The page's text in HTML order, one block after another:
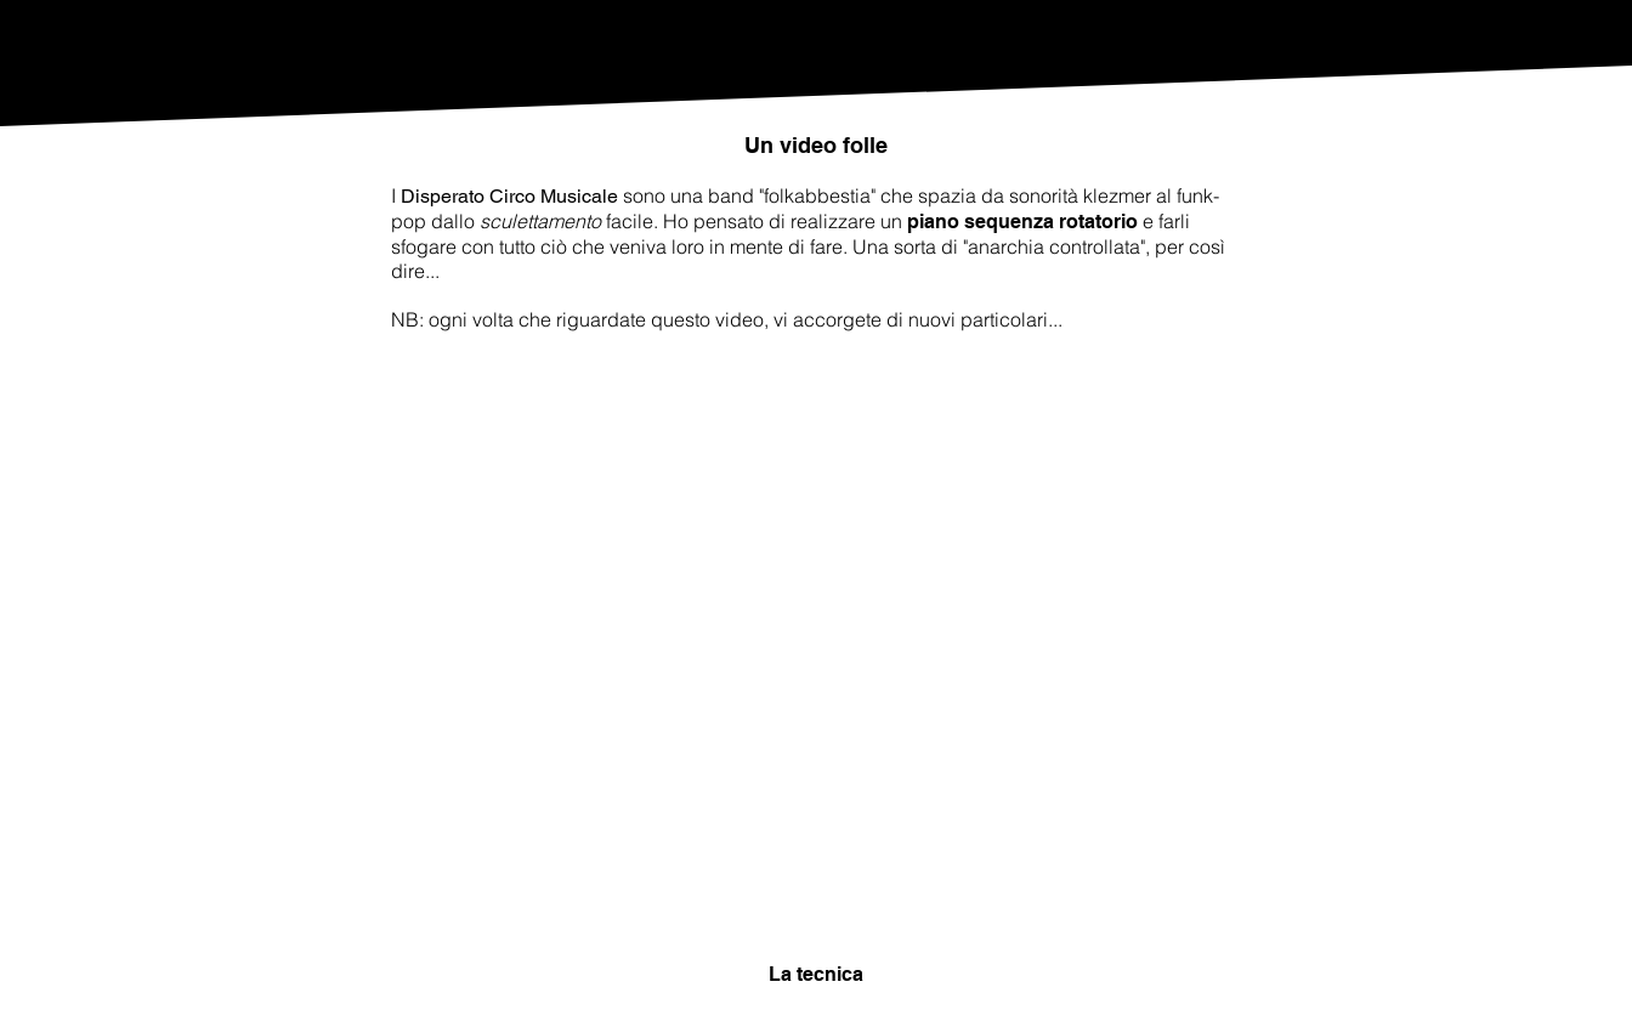
Un video folle
I Disperato Circo Musicale sono una band "folkabbestia" che spazia da sonorità klezmer al funk-
pop dallo sculettamentofacile. Ho pensato di realizzare un piano sequenza rotatorio e farli
sfogare con tutto ciò che veniva loro in mente di fare. Una sorta di "anarchia controllata", per così
dire...
NB: ogni volta che riguardate questo video, vi accorgete di nuovi particolari...
La tecnica